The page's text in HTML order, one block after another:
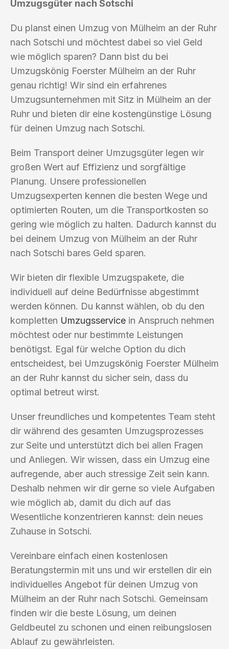
Umzugsgüter nach Sotschi
Du planst einen Umzug von Mülheim an der Ruhr
nach Sotschi und möchtest dabei so viel Geld
wie möglich sparen? Dann bist du bei
Umzugskönig Foerster Mülheim an der Ruhr
genau richtig! Wir sind ein erfahrenes
Umzugsunternehmen mit Sitz in Mülheim an der
Ruhr und bieten dir eine kostengünstige Lösung
für deinen Umzug nach Sotschi.
Beim Transport deiner Umzugsgüter legen wir
großen Wert auf Effizienz und sorgfältige
Planung. Unsere professionellen
Umzugsexperten kennen die besten Wege und
optimierten Routen, um die Transportkosten so
gering wie möglich zu halten. Dadurch kannst du
bei deinem Umzug von Mülheim an der Ruhr
nach Sotschi bares Geld sparen.
Wir bieten dir flexible Umzugspakete, die
individuell auf deine Bedürfnisse abgestimmt
werden können. Du kannst wählen, ob du den
kompletten Umzugsservice in Anspruch nehmen
möchtest oder nur bestimmte Leistungen
benötigst. Egal für welche Option du dich
entscheidest, bei Umzugskönig Foerster Mülheim
an der Ruhr kannst du sicher sein, dass du
optimal betreut wirst.
Unser freundliches und kompetentes Team steht
dir während des gesamten Umzugsprozesses
zur Seite und unterstützt dich bei allen Fragen
und Anliegen. Wir wissen, dass ein Umzug eine
aufregende, aber auch stressige Zeit sein kann.
Deshalb nehmen wir dir gerne so viele Aufgaben
wie möglich ab, damit du dich auf das
Wesentliche konzentrieren kannst: dein neues
Zuhause in Sotschi.
Vereinbare einfach einen kostenlosen
Beratungstermin mit uns und wir erstellen dir ein
individuelles Angebot für deinen Umzug von
Mülheim an der Ruhr nach Sotschi. Gemeinsam
finden wir die beste Lösung, um deinen
Geldbeutel zu schonen und einen reibungslosen
Ablauf zu gewährleisten.